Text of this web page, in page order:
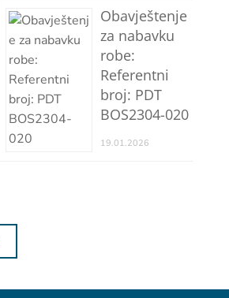
Obavještenje
za nabavku
robe:
Referentni
broj: PDT
BOS2304-020
19.01.2026